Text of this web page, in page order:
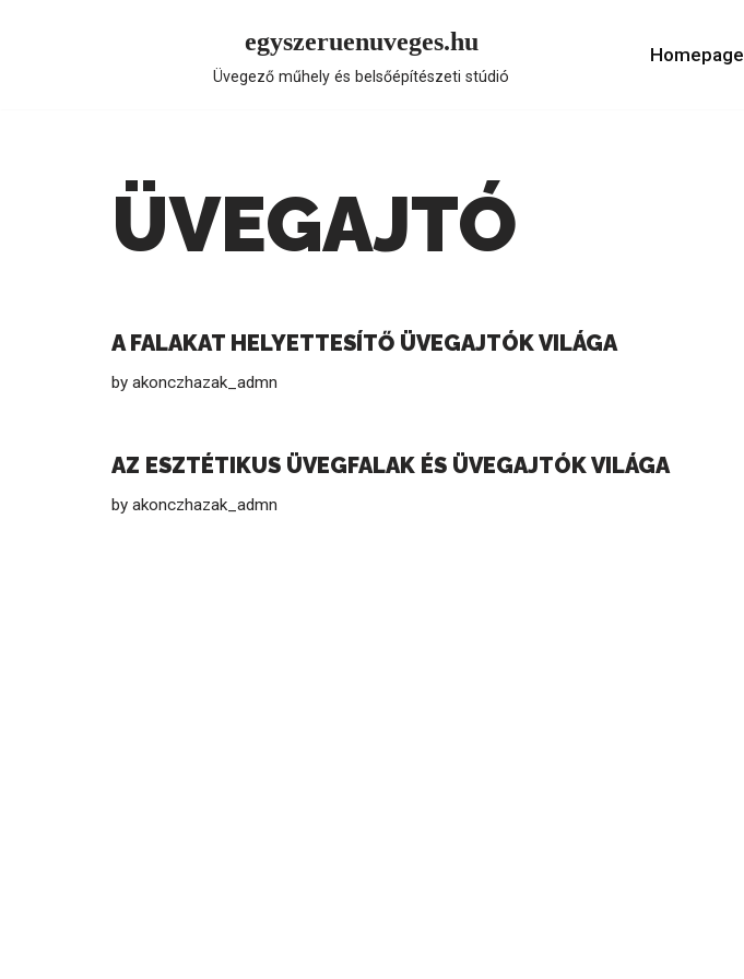
egyszeruenuveges.hu
Üvegező műhely és belsőépítészeti stúdió
Homepage
ÜVEGAJTÓ
A FALAKAT HELYETTESÍTŐ ÜVEGAJTÓK VILÁGA
by akonczhazak_admn
AZ ESZTÉTIKUS ÜVEGFALAK ÉS ÜVEGAJTÓK VILÁGA
by akonczhazak_admn